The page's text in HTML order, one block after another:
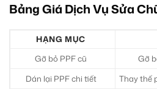
Bảng Giá Dịch Vụ Sửa
HẠNG MỤC
Gỡ bỏ PPF cũ
Gỡ
Dán lại PPF chi tiết
Thay thế